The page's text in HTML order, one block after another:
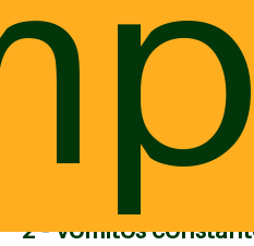
acontecendo com o pet.
poderá dar as
correto tratamento do
2 - Vômitos